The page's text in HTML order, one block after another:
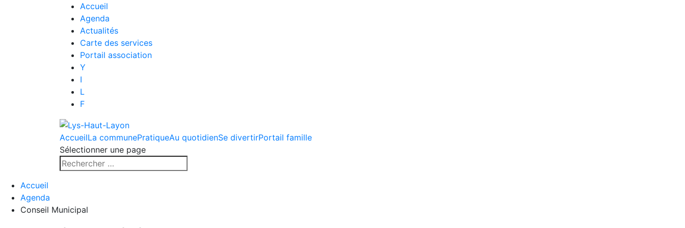
Accueil
Agenda
Actualités
Carte des services
Portail association
Y
I
L
F
AccueilLa communePratiqueAu quotidienSe divertirPortail famille
Sélectionner une page
Accueil
Agenda
Conseil Municipal